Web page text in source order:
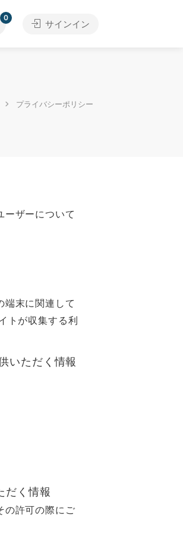
0
サインイン
プライバシーポリシー
ーザーについて
端末に関連して
トが収集する利
いただく情報
だく情報
の許可の際にご